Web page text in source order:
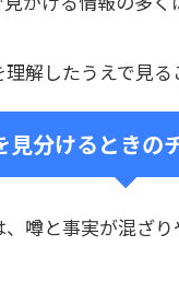
解したうえで見る
見分けるときの
噂と事実が混ざ